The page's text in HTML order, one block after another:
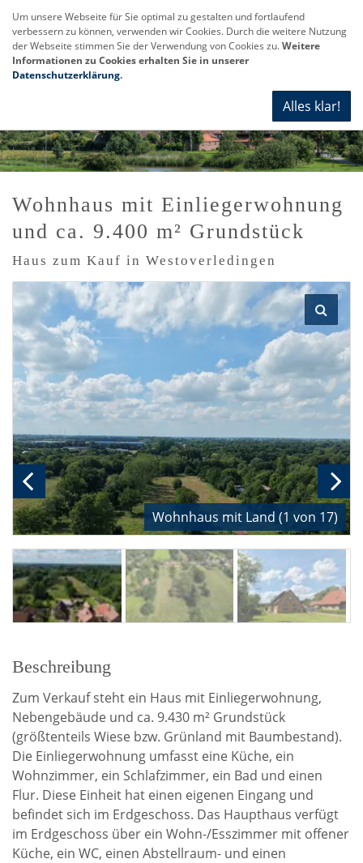
Wohnhaus mit Einliegerwohnung
und ca. 9.400 m² Grundstück
Haus zum Kauf in Westoverledingen
Wohnhaus mit Land (1 von 17)
Beschreibung
Zum Verkauf steht ein Haus mit Einliegerwohnung,
Nebengebäude und ca. 9.430 m² Grundstück
(größtenteils Wiese bzw. Grünland mit Baumbestand).
Die Einliegerwohnung umfasst eine Küche, ein
Wohnzimmer, ein Schlafzimmer, ein Bad und einen
Flur. Diese Einheit hat einen eigenen Eingang und
befindet sich im Erdgeschoss. Das Haupthaus verfügt
im Erdgeschoss über ein Wohn-/Esszimmer mit offener
Küche, ein WC, einen Abstellraum- und einen
Um unsere Webseite für Sie optimal zu gestalten und fortlaufend
verbessern zu können, verwenden wir Cookies. Durch die weitere Nutzung
der Webseite stimmen Sie der Verwendung von Cookies zu.Weitere
Informationen zu Cookies erhalten Sie in unserer
Datenschutzerklärung.
Alles klar!